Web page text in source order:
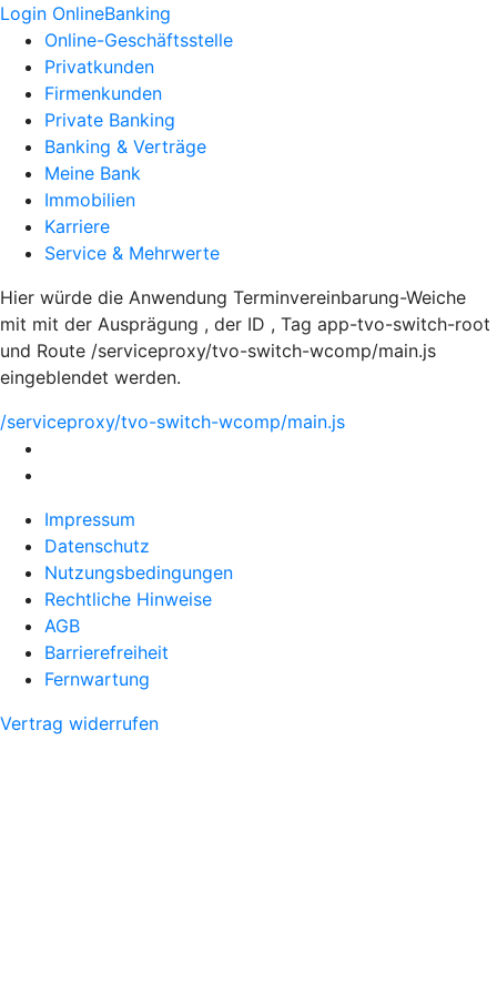
Login OnlineBanking
Online-Geschäftsstelle
Privatkunden
Firmenkunden
Private Banking
Banking & Verträge
Meine Bank
Immobilien
Karriere
Service & Mehrwerte
Hier würde die Anwendung Terminvereinbarung-Weiche
mit mit der Ausprägung , der ID , Tag app-tvo-switch-root
und Route /serviceproxy/tvo-switch-wcomp/main.js
eingeblendet werden.
/serviceproxy/tvo-switch-wcomp/main.js
Impressum
Datenschutz
Nutzungsbedingungen
Rechtliche Hinweise
AGB
Barrierefreiheit
Fernwartung
Vertrag widerrufen